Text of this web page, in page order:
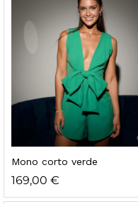
Mono corto verde
169,00 €